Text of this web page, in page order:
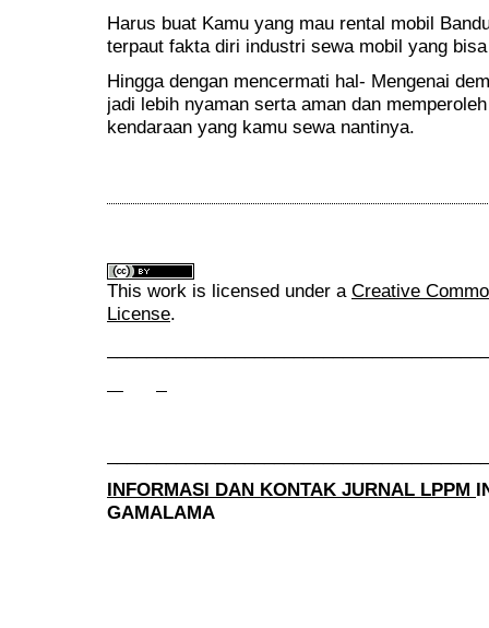
Harus buat Kamu yang mau rental mobil
terpaut fakta diri industri sewa mobil yang
Hingga dengan mencermati hal- Mengenai
jadi lebih nyaman serta aman dan
kendaraan yang kamu sewa nantinya.
This work is licensed under a Creative
License.
INFORMASI DAN KONTAK JURNAL LPPM
GAMALAMA